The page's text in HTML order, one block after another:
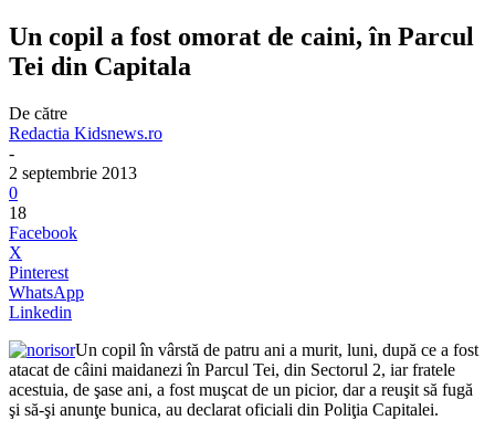
Un copil a fost omorat de caini, în Parcul
Tei din Capitala
De către
Redactia Kidsnews.ro
-
2 septembrie 2013
0
18
Facebook
X
Pinterest
WhatsApp
Linkedin
Un copil în vârstă de patru ani a murit, luni, după ce a fost
atacat de câini maidanezi în Parcul Tei, din Sectorul 2, iar fratele
acestuia, de şase ani, a fost muşcat de un picior, dar a reuşit să fugă
şi să-şi anunţe bunica, au declarat oficiali din Poliţia Capitalei.